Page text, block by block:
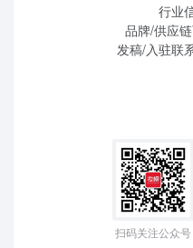
行业
品牌/供应
发稿/入驻联
扫码关注公众号